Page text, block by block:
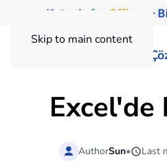
Skip to main content
Kutools for Office —
Excel'de
AuthorSun• Last